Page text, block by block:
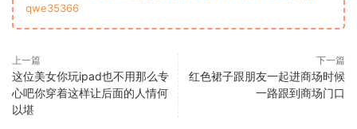
qwe35366
上一篇
这位美女你玩ipad也不用那么专
心吧你穿着这样让后面的人情何
以堪
下一篇
红色裙子跟朋友一起进商场时候
一路跟到商场门口